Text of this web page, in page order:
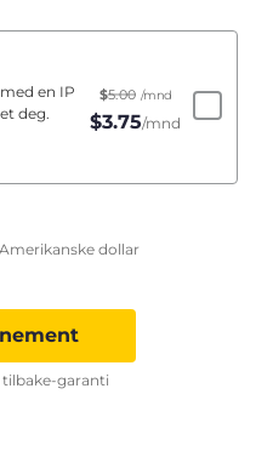
en IP
deg.
$5.00 /mnd
$3.75/mnd
dollar
tilbake-garanti